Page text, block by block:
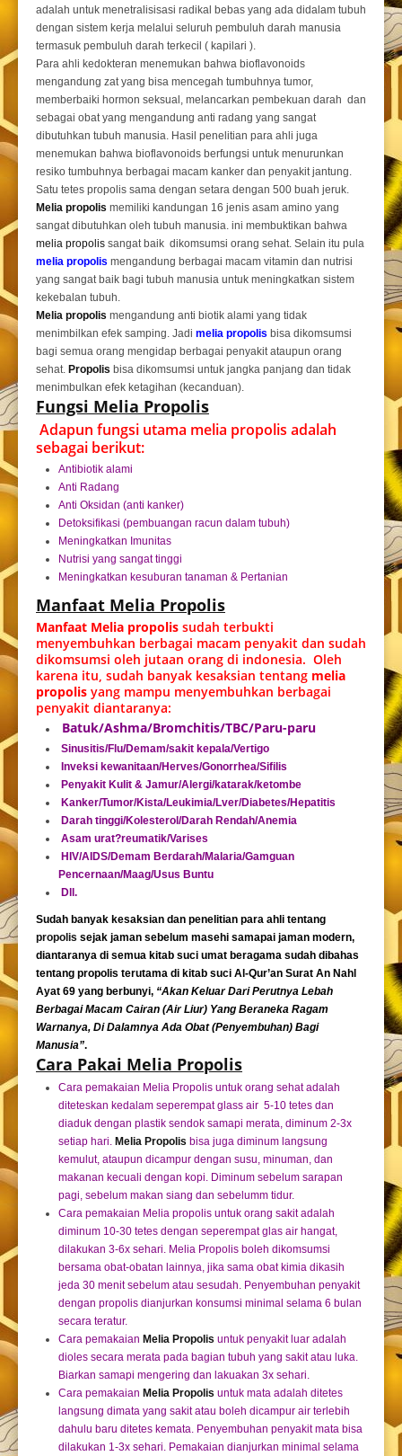
adalah untuk menetralisisasi radikal bebas yang ada didalam tubuh
dengan sistem kerja melalui seluruh pembuluh darah manusia
termasuk pembuluh darah terkecil ( kapilari ).
Para ahli kedokteran menemukan bahwa bioflavonoids
mengandung zat yang bisa mencegah tumbuhnya tumor,
memberbaiki hormon seksual, melancarkan pembekuan darah dan
sebagai obat yang mengandung anti radang yang sangat
dibutuhkan tubuh manusia. Hasil penelitian para ahli juga
menemukan bahwa bioflavonoids berfungsi untuk menurunkan
resiko tumbuhnya berbagai macam kanker dan penyakit jantung.
Satu tetes propolis sama dengan setara dengan 500 buah jeruk.
Melia propolis memiliki kandungan 16 jenis asam amino yang
sangat dibutuhkan oleh tubuh manusia. ini membuktikan bahwa
melia propolis sangat baik dikomsumsi orang sehat. Selain itu pula
melia propolis mengandung berbagai macam vitamin dan nutrisi
yang sangat baik bagi tubuh manusia untuk meningkatkan sistem
kekebalan tubuh.
Melia propolis mengandung anti biotik alami yang tidak
menimbilkan efek samping. Jadi melia propolis bisa dikomsumsi
bagi semua orang mengidap berbagai penyakit ataupun orang
sehat. Propolis bisa dikomsumsi untuk jangka panjang dan tidak
menimbulkan efek ketagihan (kecanduan).
Fungsi Melia Propolis
Adapun fungsi utama melia propolis adalah
sebagai berikut:
Antibiotik alami
Anti Radang
Anti Oksidan (anti kanker)
Detoksifikasi (pembuangan racun dalam tubuh)
Meningkatkan Imunitas
Nutrisi yang sangat tinggi
Meningkatkan kesuburan tanaman & Pertanian
Manfaat Melia Propolis
Manfaat Melia propolis sudah terbukti
menyembuhkan berbagai macam penyakit dan sudah
dikomsumsi oleh jutaan orang di indonesia. Oleh
karena itu, sudah banyak kesaksian tentang melia
propolis yang mampu menyembuhkan berbagai
penyakit diantaranya:
Batuk/Ashma/Bromchitis/TBC/Paru-paru
Sinusitis/Flu/Demam/sakit kepala/Vertigo
Inveksi kewanitaan/Herves/Gonorrhea/Sifilis
Penyakit Kulit & Jamur/Alergi/katarak/ketombe
Kanker/Tumor/Kista/Leukimia/Lver/Diabetes/Hepatitis
Darah tinggi/Kolesterol/Darah Rendah/Anemia
Asam urat?reumatik/Varises
HIV/AIDS/Demam Berdarah/Malaria/Gamguan
Pencernaan/Maag/Usus Buntu
Dll.
Sudah banyak kesaksian dan penelitian para ahli tentang
propolis sejak jaman sebelum masehi samapai jaman modern,
diantaranya di semua kitab suci umat beragama sudah dibahas
tentang propolis terutama di kitab suci Al-Qur’an Surat An Nahl
Ayat 69 yang berbunyi, “Akan Keluar Dari Perutnya Lebah
Berbagai Macam Cairan (Air Liur) Yang Beraneka Ragam
Warnanya, Di Dalamnya Ada Obat (Penyembuhan) Bagi
Manusia”.
Cara Pakai Melia Propolis
Cara pemakaian Melia Propolis untuk orang sehat adalah
diteteskan kedalam seperempat glass air 5-10 tetes dan
diaduk dengan plastik sendok samapi merata, diminum 2-3x
setiap hari. Melia Propolis bisa juga diminum langsung
kemulut, ataupun dicampur dengan susu, minuman, dan
makanan kecuali dengan kopi. Diminum sebelum sarapan
pagi, sebelum makan siang dan sebelumm tidur.
Cara pemakaian Melia propolis untuk orang sakit adalah
diminum 10-30 tetes dengan seperempat glas air hangat,
dilakukan 3-6x sehari. Melia Propolis boleh dikomsumsi
bersama obat-obatan lainnya, jika sama obat kimia dikasih
jeda 30 menit sebelum atau sesudah. Penyembuhan penyakit
dengan propolis dianjurkan konsumsi minimal selama 6 bulan
secara teratur.
Cara pemakaian Melia Propolis untuk penyakit luar adalah
dioles secara merata pada bagian tubuh yang sakit atau luka.
Biarkan samapi mengering dan lakuakan 3x sehari.
Cara pemakaian Melia Propolis untuk mata adalah ditetes
langsung dimata yang sakit atau boleh dicampur air terlebih
dahulu baru ditetes kemata. Penyembuhan penyakit mata bisa
dilakukan 1-3x sehari. Pemakaian dianjurkan minimal selama